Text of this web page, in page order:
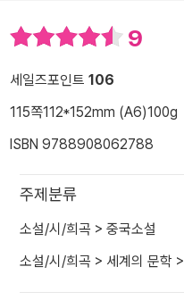
9
세일즈포인트 106
115쪽112*152mm (A6)100g
ISBN 9788908062788
주제분류
소설/시/희곡 > 중국소설
소설/시/희곡 > 세계의 문학 >